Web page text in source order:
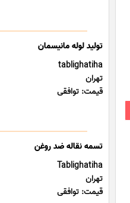
تولید لوله مانیسمان
tablighatiha
تهران
قیمت: توافقی
تسمه نقاله ضد روغن
Tablighatiha
تهران
قیمت: توافقی